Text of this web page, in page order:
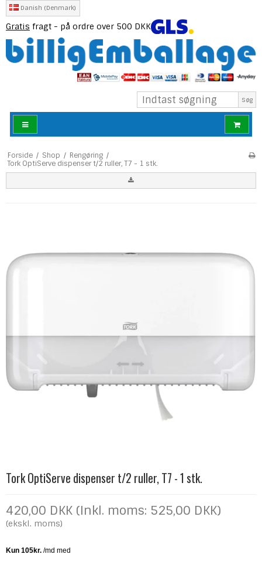
Danish (Denmark)
Gratis fragt - på ordre over 500 DKK
Søg
Forside / Shop / Rengøring /
Tork OptiServe dispenser t/2 ruller, T7 - 1 stk.
Tork OptiServe dispenser t/2 ruller, T7 - 1 stk.
420,00 DKK (Inkl. moms: 525,00 DKK)
(ekskl. moms)